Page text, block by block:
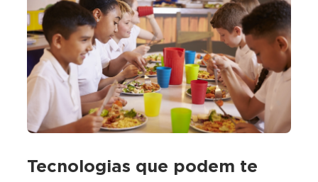
Tecnologias que podem te